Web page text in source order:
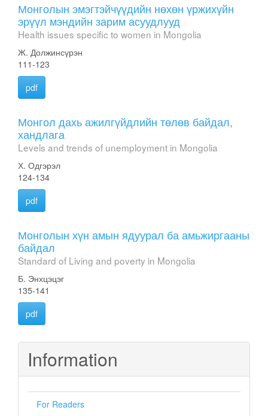
Монголын эмэгтэйчүүдийн нөхөн үржихүйн
эрүүл мэндийн зарим асуудлууд
Health issues specific to women in Mongolia
Ж. Должинсүрэн
111-123
pdf
Монгол дахь ажилгүйдлийн төлөв байдал,
хандлага
Levels and trends of unemployment in Mongolia
Х. Одгэрэл
124-134
pdf
Монголын хүн амын ядуурал ба амьжиргааны
байдал
Standard of Living and poverty in Mongolia
Б. Энхцэцэг
135-141
pdf
Information
For Readers